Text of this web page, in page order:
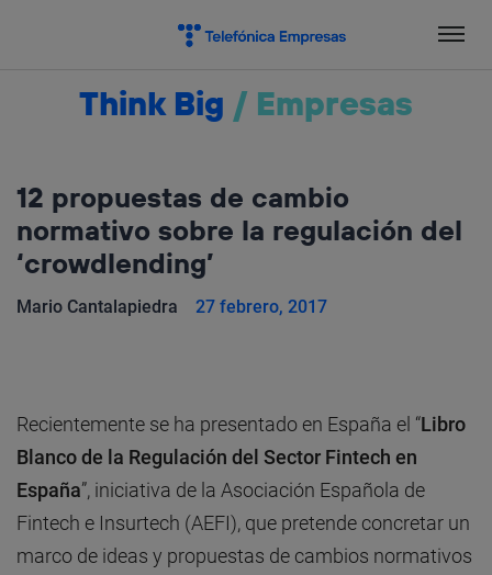
Think Big / Empresas
12 propuestas de cambio
normativo sobre la regulación del
‘crowdlending’
Mario Cantalapiedra 27 febrero, 2017
Recientemente se ha presentado en España el “Libro
Blanco de la Regulación del Sector Fintech en
España”, iniciativa de la Asociación Española de
Fintech e Insurtech (AEFI), que pretende concretar un
marco de ideas y propuestas de cambios normativos